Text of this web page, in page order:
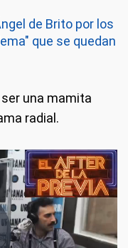
de Brito por los
que se quedan
una mamita
radial.